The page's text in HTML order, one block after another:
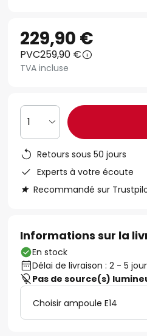
229,90 €
PVC259,90 €
TVA incluse
1
Retours sous 50 jours
Experts à votre écoute
Recommandé sur
Informations sur la
En stock
Délai de livraison : 2 - 5
Pas de source(s)
Choisir ampoule E14